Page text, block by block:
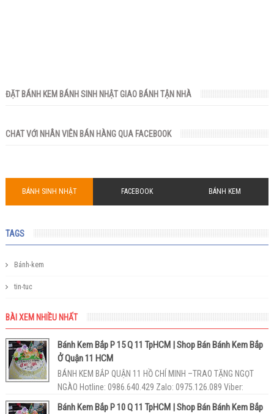
ĐẶT BÁNH KEM BÁNH SINH NHẬT GIAO BÁNH TẬN NHÀ
CHAT VỚI NHÂN VIÊN BÁN HÀNG QUA FACEBOOK
BÁNH SINH NHẬT FACEBOOK BÁNH KEM
TAGS
Bánh-kem
tin-tuc
BÀI XEM NHIỀU NHẤT
Bánh Kem Bắp P 15 Q 11 TpHCM | Shop Bán Bánh Kem Bắp
Ở Quận 11 HCM
BÁNH KEM BẮP QUẬN 11 HỒ CHÍ MINH –TRAO TẶNG NGỌT
NGÀO Hotline: 0986.640.429 Zalo: 0975.126.089 Viber:
093.55.86.189 Tiệm bán ...
Bánh Kem Bắp P 10 Q 11 TpHCM | Shop Bán Bánh Kem Bắp